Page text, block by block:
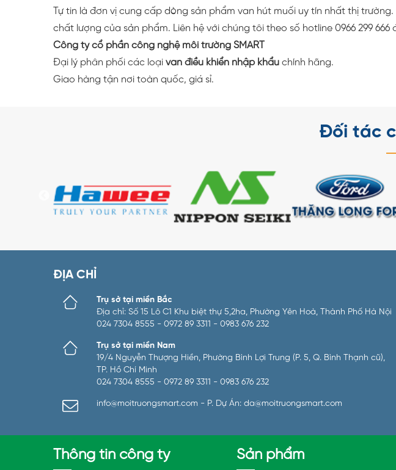
Tự tin là đơn vị cung cấp dòng sản phẩm van hút muối uy tín nhất thị
chất lượng của sản phẩm. Liên hệ với chúng tôi theo số hotline 0966 299
Công ty cổ phần công nghệ môi trường SMART
Đại lý phân phối các loại van điều khiển nhập khẩu chính hãng.
Giao hàng tận nơi toàn quốc, giá sỉ.
Đối tác
ĐỊA CHỈ
Trụ sở tại miền Bắc
Địa chỉ: Số 15 Lô C1 Khu biệt thự 5,2ha, Phường Yên Hoà, Thành Phố Hà Nội
024 7304 8555 - 0972 89 3311 - 0983 676 232
Trụ sở tại miền Nam
19/4 Nguyễn Thượng Hiền, Phường Bình Lợi Trung (P. 5, Q. Bình Thạnh cũ),
TP. Hồ Chí Minh
024 7304 8555 - 0972 89 3311 - 0983 676 232
info@moitruongsmart.com - P. Dự Án: da@moitruongsmart.com
Thông tin công ty Sản phẩm